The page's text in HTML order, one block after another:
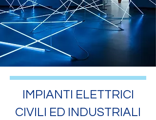
IMPIANTI ELETTRICI
CIVILI ED INDUSTRIALI